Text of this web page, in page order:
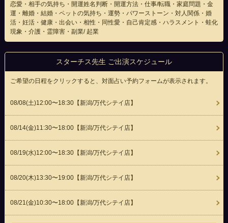
恋愛・相手の気持ち・開運姓名判断・開運方法・仕事/転職・家庭問題・金
運・離婚・結婚・ペットの気持ち・運勢・パワーストーン・対人関係・婚
活・妊活・健康・出会い・相性・同性愛・自己肯定感・ハラスメント・蛙化
現象・介護・霊障害・副業/ 起業
スターチス先生 ご出演スケジュール
ご希望の日程をクリックすると、対面占い予約フォームが表示されます。
08/08(土)12:00〜18:30【新潟/万代シテイ店】
08/14(金)11:30〜18:00【新潟/万代シテイ店】
08/19(水)12:00〜18:30【新潟/万代シテイ店】
08/20(木)13:30〜19:00【新潟/万代シテイ店】
08/21(金)10:30〜18:00【新潟/万代シテイ店】